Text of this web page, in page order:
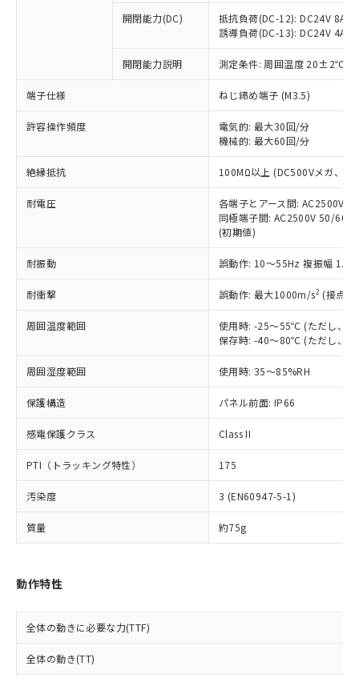
開閉能力(DC)
抵抗負荷(DC-12): DC24V 8A/
誘導負荷(DC-13): DC24V 4A/
開閉能力説明 測定条件: 周囲温度 20±2℃、
端子仕様 ねじ締め端子 (M3.5)
許容操作頻度
電気的: 最大30回/分
機械的: 最大60回/分
絶縁抵抗 100MΩ以上 (DC500Vメガ、点
耐電圧
各端子とアース間: AC2500V
同極端子間: AC2500V 50/
(初期値)
耐振動 誤動作: 10～55Hz 複振幅
耐衝撃 誤動作: 最大1000m/s2 (接点
周囲温度範囲
使用時: -25～55℃ (ただし、氷
保存時: -40～80℃ (ただし、氷
周囲湿度範囲 使用時: 35～85%RH
保護構造 パネル前面: IP66
感電保護クラス Class II
PTI（トラッキング特性） 175
汚染度 3 (EN60947-5-1)
質量 約75g
動作特性
全体の動きに必要な力(TTF)
全体の動き(TT)
商品の当社在庫状況および標準価格
(税抜)を提供させていただくもので
当社制御機器事業取扱商品の中には、
本サービスの対象外となる商品もある
ことをご了承ください。
在庫状況および標準価格照会結果は、
記載している更新日時点での社内デー
タに基づき作成されるものであり、閲
覧された時点での実際の在庫および標
準価格とは異なる場合があることをご
正式な納期状況および標準価格はお客
様のお取引先、またはお客様担当のオ
ムロン制御機器販売店・当社販売員に
オムロン制御機器販売店や当社販売拠
販売ネットワーク
」をご確認
在庫状況および標準価格結果を当社の
事前の承諾なく第三者に漏洩または開
示しないようお願いします。
マイパーツ機能（部品リスト作成サー
ビス）をご利用いただくには、I-Web
メンバーズにご登録されている必要が
あります。
お客様が当ウェブサイト上で当社にご
登録された部品リストについて、当社
および当社の共同利用者が、当社の製
品・サービスに関するお客様との取
引・商談に必要な範囲で利用すること
非含有の対応状況を調査中または確認中の
非該当品：ライセンス料など無形物で、有
害物質有無と関係のない商品です。
いたものが、含有品と判明した場合などや
むを得ず変更することがあります。
鉛(Pb) 1000ppm以下、 水銀(Hg) 1000ppm以下、 カド
六価クロム(Cr(Ⅵ)) 1000ppm以下、ポリ臭化ビフェニル
類(PBB) 1000ppm以下、ポリ臭化ジフェニルエーテル類
(PBDE) 1000ppm以下、フタル酸ビス(2-エチルヘキシ
ル) (DEHP)(別名：DOP) 1000ppm以下、フタル酸ブチ
ルベンジル（BBP） 1000ppm以下、フタル酸ジブチル
（DBP） 1000ppm以下、フタル酸ジイソブチル
但し、RoHS指令で産業用監視および制御機器に対する
図的な使用がないことを確認しています。
部品在庫の切り替え状況などにより、予定
月が前後することがあります。
※3 非含有証明書ダウンロード
下記の非含有証明書をダウンロードするこ
EU RoHS指令（10物質）の非含有証明書
ものではありません。
また、RoHS指令のフタル酸エステル類４
荷製品に未対応品が混在することから備考
「○」：最大均質材料含有率が中国RoHSの
基準値以下であることを示します。
「×」：最大均質材料含有率が中国RoHSの
基準値を超えていることを示します。
「－」：未確認です。当社販売部門へお問
い合わせください。
*中国RoHS10物質の基準値 (GB/T26572)：
Pb(鉛) :1000ppm、 Hg(水銀) : 1000ppm、 Cd(カドミウ
ム) : 100ppm、
Cr(Ⅵ)(六価クロム) : 1000ppm、 PBBs(ポリ臭化ビフェ
ニル類) : 1000ppm、 PBDEs(ポリ臭化ジフェニルエーテ
DBP(フタル酸ジブチル) : 1000ppm、 DIBP(フタル酸ジ
イソブチル) : 1000ppm、 BBP(フタル酸ブチルベンジ
DEHP(フタル酸ビス(2-エチルヘキシル)) : 1000ppm
「ｅ」：有害物質（10物質）のすべてが基
準値以下であることを示します。
「10」：通常の使用状況下において有害物
質が外部に漏えいし、環境に深刻な影響を
及ぼさない年数を意味します。
「－」：未確認です。当社販売部門へお問
当社は、これら貴社製品のうち、外国
為替および外国貿易法に定める商品
（以下｢規制貨物等」という）を輸出
または国外への提供する場合は、日本
国政府の輸出許可(または役務取引許
可)を取得するなどの必要な手続きを
当社は規制貨物を破棄する場合は、完
全に破砕するなど、違法に輸出されな
いよう必要な手段を講じます。
当社は貴社製品を、核兵器、ミサイ
ル、化学兵器、生物兵器またはその他
武器並びにこれらの製造装置等に一切
当社は、貴社製品を第三者に販売する
場合は、上記1、2および3の内容を当
該第三者に通知します。また当社は、
販売先および販売に係わる関係者が違
法に輸出するおそれがある場合は、取
り引きをいたしません。
キャンセル
一定数以上の在庫あり
一定数には満たないが在庫あり
在庫なし(最新の在庫状況につ
いては、お客様のお取引先、ま
たはお客様担当のオムロン制御
機器販売店・当社販売員にご確
受注生産機種、また在庫状況の
情報を公開していない機種